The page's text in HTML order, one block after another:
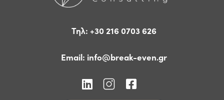
Τηλ: +30 216 0703 626
Email: info@break-even.gr